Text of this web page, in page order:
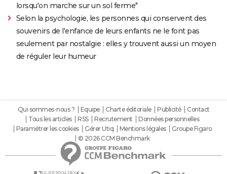
lorsqu'on marche sur un sol ferme"
Selon la psychologie, les personnes qui conservent des
souvenirs de l'enfance de leurs enfants ne le font pas
seulement par nostalgie : elles y trouvent aussi un moyen
de réguler leur humeur
Qui sommes-nous ? Equipe Charte éditoriale Publicité
Contact
Tous les articles
RSS Recrutement
Données personnelles
Paramétrer les cookies
Gérer Utiq Mentions légales
Groupe Figaro
© 2026 CCM Benchmark